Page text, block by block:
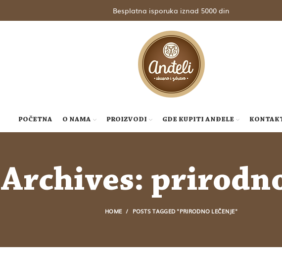
Besplatna isporuka iznad 5000 din
POČETNA O NAMA PROIZVODI GDE KUPITI ANĐELE
HOME POSTS TAGGED "PRIRODNO LEČENJE"